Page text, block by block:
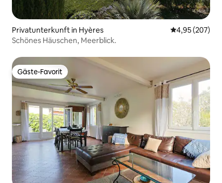
Privatunterkunft in Hyères
4,95 (207)
Schönes Häuschen, Meerblick.
Gäste-Favorit
Gäste-Favorit